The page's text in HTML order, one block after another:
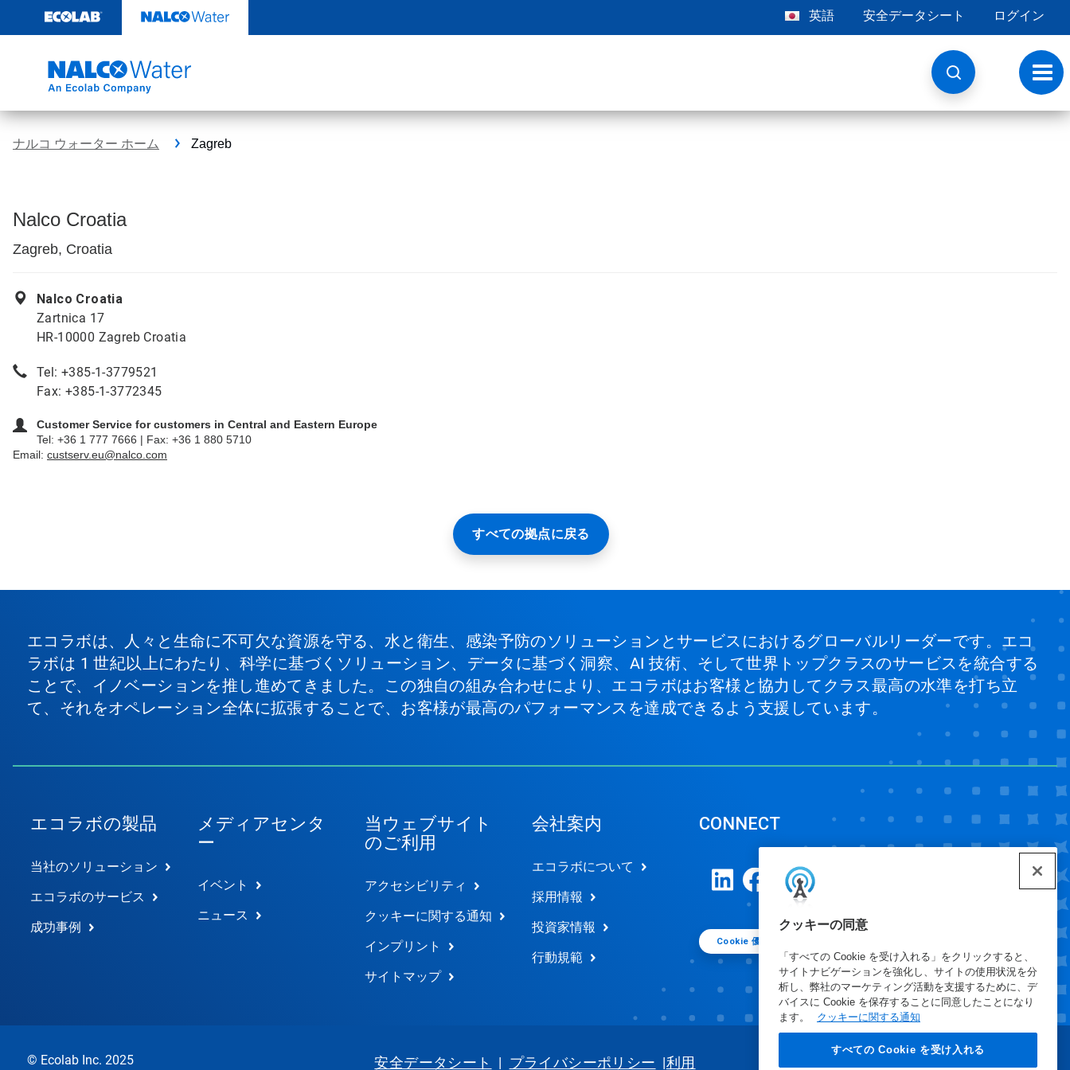
テ
る
クッキーの同意
「すべての Cookie を受け入れる」をクリックすると、
サイトナビゲーションを強化し、サイトの使用状況を分
析し、弊社のマーケティング活動を支援するために、デ
バイスに Cookie を保存することに同意したことになり
ます。
クッキーに関する通知
すべての Cookie を受け入れる
英語 安全データシート ログイン
ト
グ
ル
ナ
ナルコ ウォーター ホーム Zagreb
Nalco Croatia
Zagreb, Croatia
Nalco Croatia
Zartnica 17
HR-10000 Zagreb Croatia
Tel: +385-1-3779521
Fax: +385-1-3772345
Customer Service for customers in Central and Eastern Europe
Tel: +36 1 777 7666 | Fax: +36 1 880 5710
Email: custserv.eu@nalco.com
すべての拠点に戻る
エコラボは、人々と生命に不可欠な資源を守る、水と衛生、感染予防のソリューションとサービスにおけるグローバルリーダーです。エコ
ラボは 1 世紀以上にわたり、科学に基づくソリューション、データに基づく洞察、AI 技術、そして世界トップクラスのサービスを統合する
ことで、イノベーションを推し進めてきました。この独自の組み合わせにより、エコラボはお客様と協力してクラス最高の水準を打ち立
て、それをオペレーション全体に拡張することで、お客様が最高のパフォーマンスを達成できるよう支援しています。
エコラボの製品
当社のソリューション
エコラボのサービス
成功事例
メディアセンタ
ー
イベント
ニュース
当ウェブサイト
のご利用
アクセシビリティ
クッキーに関する通知
インプリント
サイトマップ
会社案内
エコラボについて
採用情報
投資家情報
行動規範
CONNECT
Cookie 優先設定
© Ecolab Inc. 2025 安全データシート | プライバシーポリシー |利用